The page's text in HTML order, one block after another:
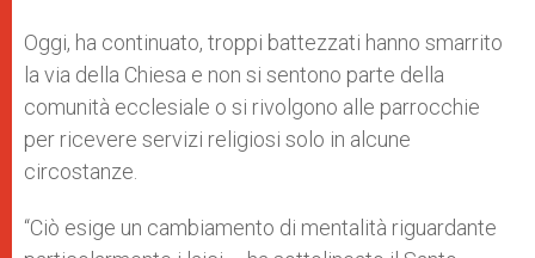
Oggi, ha continuato, troppi battezzati hanno smarrito
la via della Chiesa e non si sentono parte della
comunità ecclesiale o si rivolgono alle parrocchie
per ricevere servizi religiosi solo in alcune
circostanze.
“Ciò esige un cambiamento di mentalità riguardante